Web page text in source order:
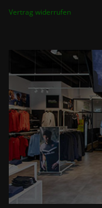
Vertrag widerrufen